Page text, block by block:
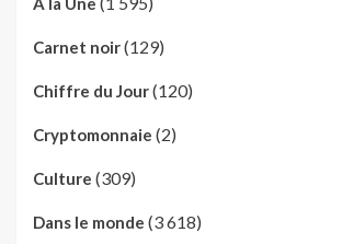
Carnet noir(129)
Chiffre du Jour(120)
Cryptomonnaie (2)
Culture (309)
Dans le monde (3 618)